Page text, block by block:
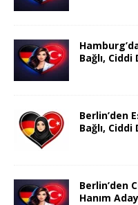
Bağlı, Ciddi
Berlin’den
Bağlı,
Berlin’den
Hanım